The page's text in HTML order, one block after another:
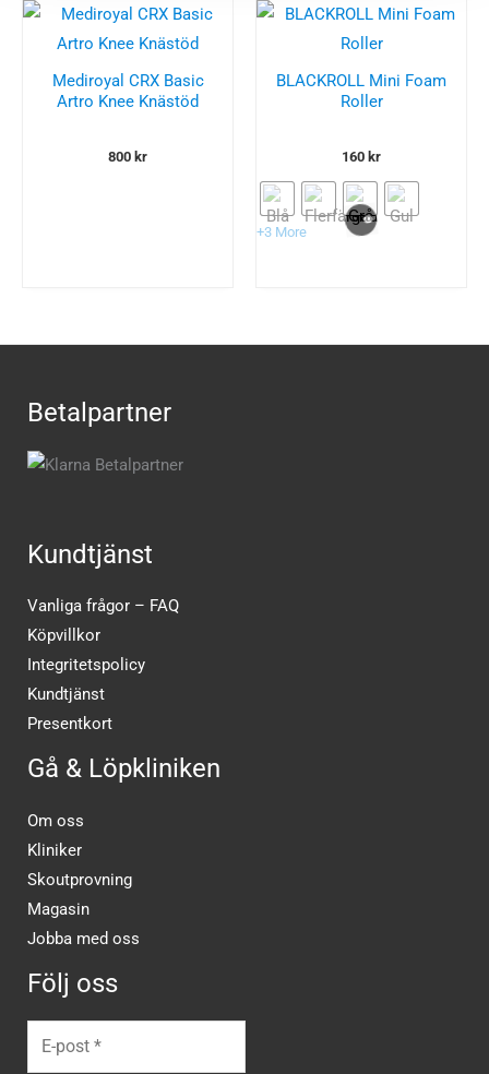
Mediroyal CRX Basic
Artro Knee Knästöd
800 kr
BLACKROLL Mini Foam
Roller
160 kr
+3 More
Betalpartner
Kundtjänst
Vanliga frågor – FAQ
Köpvillkor
Integritetspolicy
Kundtjänst
Presentkort
Gå & Löpkliniken
Om oss
Kliniker
Skoutprovning
Magasin
Jobba med oss
Följ oss